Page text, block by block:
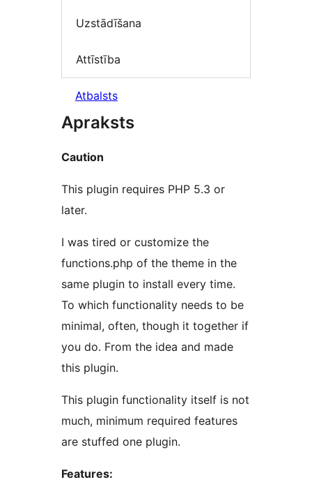
Uzstādīšana
Attīstība
Atbalsts
Apraksts
Caution
This plugin requires PHP 5.3 or
later.
I was tired or customize the
functions.php of the theme in the
same plugin to install every time.
To which functionality needs to be
minimal, often, though it together if
you do. From the idea and made
this plugin.
This plugin functionality itself is not
much, minimum required features
are stuffed one plugin.
Features: